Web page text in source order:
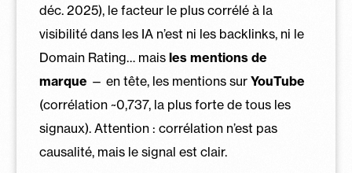
déc. 2025), le facteur le plus corrélé à la
visibilité dans les IA n’est ni les backlinks, ni le
Domain Rating… mais les mentions de
marque — en tête, les mentions sur YouTube
(corrélation ~0,737, la plus forte de tous les
signaux). Attention : corrélation n’est pas
causalité, mais le signal est clair.